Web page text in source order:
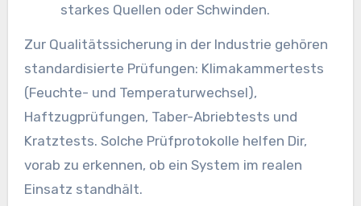
starkes Quellen oder Schwinden.
Zur Qualitätssicherung in der Industrie gehören
standardisierte Prüfungen: Klimakammertests
(Feuchte- und Temperaturwechsel),
Haftzugprüfungen, Taber-Abriebtests und
Kratztests. Solche Prüfprotokolle helfen Dir,
vorab zu erkennen, ob ein System im realen
Einsatz standhält.